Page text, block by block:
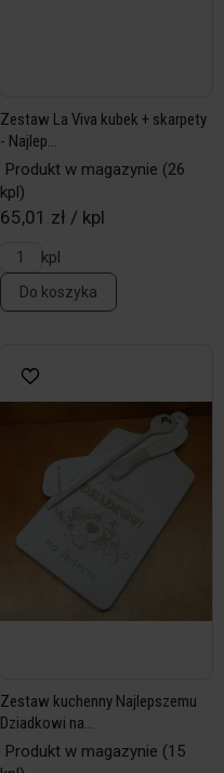
Zestaw La Viva kubek + skarpety
- Najlep...
Produkt w magazynie (26
kpl)
65,01 zł / kpl
kpl
Do koszyka
Zestaw kuchenny Najlepszemu
Dziadkowi na...
Produkt w magazynie (15